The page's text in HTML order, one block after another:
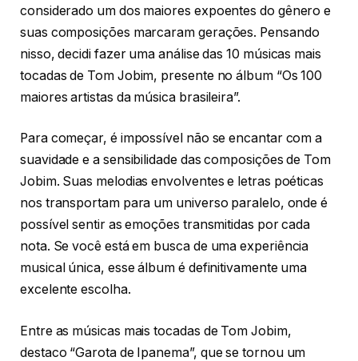
considerado um dos maiores expoentes do gênero e
suas composições marcaram gerações. Pensando
nisso, decidi fazer uma análise das 10 músicas mais
tocadas de Tom Jobim, presente no álbum “Os 100
maiores artistas da música brasileira”.
Para começar, é impossível não se encantar com a
suavidade e a sensibilidade das composições de Tom
Jobim. Suas melodias envolventes e letras poéticas
nos transportam para um universo paralelo, onde é
possível sentir as emoções transmitidas por cada
nota. Se você está em busca de uma experiência
musical única, esse álbum é definitivamente uma
excelente escolha.
Entre as músicas mais tocadas de Tom Jobim,
destaco “Garota de Ipanema”, que se tornou um